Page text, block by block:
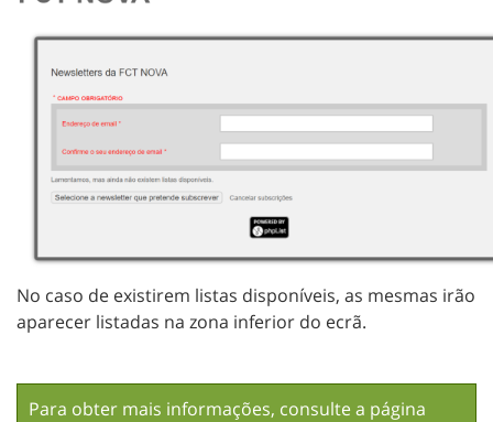
No caso de existirem listas disponíveis, as mesmas irão
aparecer listadas na zona inferior do ecrã.
Para obter mais informações, consulte a página